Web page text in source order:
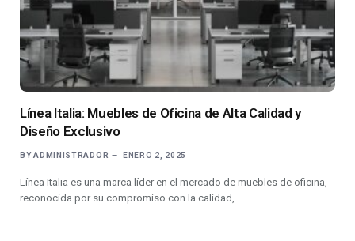
Línea Italia: Muebles de Oficina de Alta Calidad y
Diseño Exclusivo
BY ADMINISTRADOR ENERO 2, 2025
Línea Italia es una marca líder en el mercado de muebles de oficina,
reconocida por su compromiso con la calidad,…